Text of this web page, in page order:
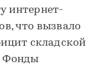
интернет-
что вызвало
складской
Фонды